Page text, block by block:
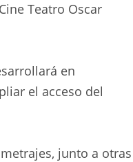
Teatro Oscar
en
el acceso del
junto a otras